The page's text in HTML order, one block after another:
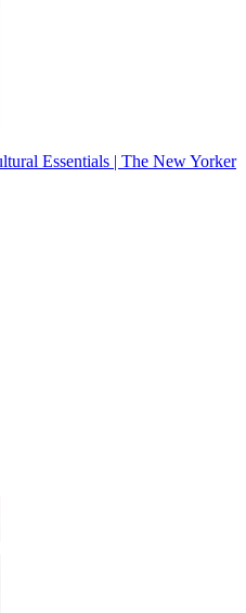
Essentials | The New Yorker